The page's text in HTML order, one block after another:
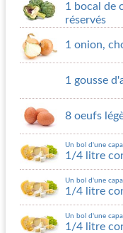
1 bocal de
réservés
1 onion,
1 gousse
8 oeufs
Un bol d'une
1/4 litre
Un bol d'une
1/4 litre
Un bol d'une
1/4 litre